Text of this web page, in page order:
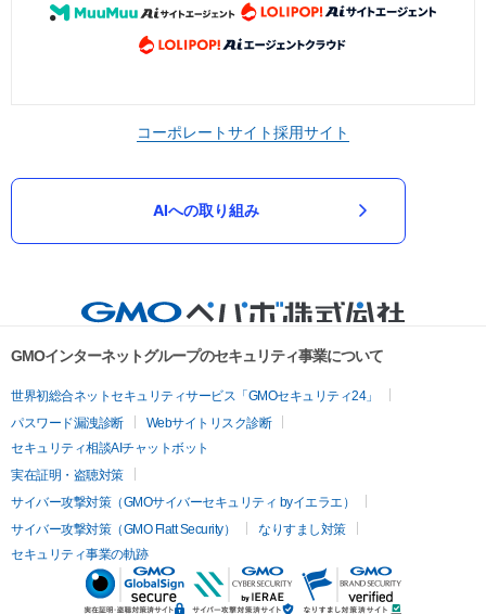
コーポレートサイト採用サイト
AIへの取り組み
GMOインターネットグループのセキュリティ事業について
世界初総合ネットセキュリティサービス「GMOセキュリティ24」
パスワード漏洩診断
Webサイトリスク診断
セキュリティ相談AIチャットボット
実在証明・盗聴対策
サイバー攻撃対策（GMOサイバーセキュリティ byイエラエ）
サイバー攻撃対策（GMO Flatt Security）
なりすまし対策
セキュリティ事業の軌跡